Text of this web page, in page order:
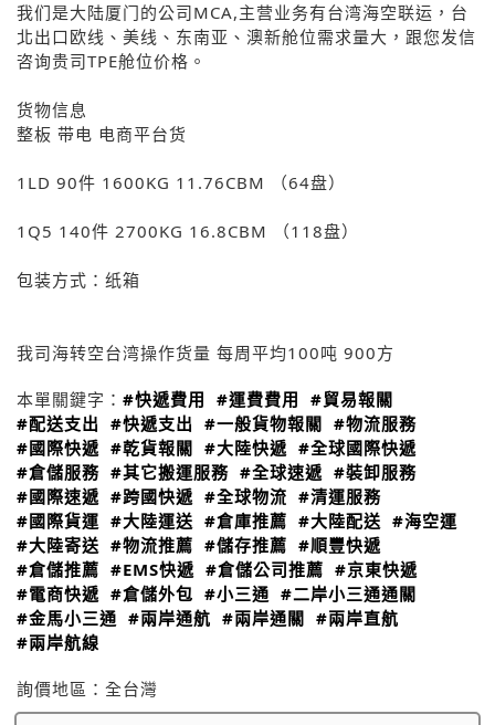
我们是大陆厦门的公司MCA,主营业务有台湾海空联运，台
北出口欧线、美线、东南亚、澳新舱位需求量大，跟您发信
咨询贵司TPE舱位价格。
货物信息
整板 带电 电商平台货
1LD 90件 1600KG 11.76CBM （64盘）
1Q5 140件 2700KG 16.8CBM （118盘）
包装方式：纸箱
我司海转空台湾操作货量 每周平均100吨 900方
本單關鍵字： #快遞費用 #運費費用 #貿易報關
#配送支出 #快遞支出 #一般貨物報關 #物流服務
#國際快遞 #乾貨報關 #大陸快遞 #全球國際快遞
#倉儲服務 #其它搬運服務 #全球速遞 #裝卸服務
#國際速遞 #跨國快遞 #全球物流 #清運服務
#國際貨運 #大陸運送 #倉庫推薦 #大陸配送 #海空運
#大陸寄送 #物流推薦 #儲存推薦 #順豐快遞
#倉儲推薦 #EMS快遞 #倉儲公司推薦 #京東快遞
#電商快遞 #倉儲外包 #小三通 #二岸小三通通關
#金馬小三通 #兩岸通航 #兩岸通關 #兩岸直航
#兩岸航線
詢價地區： 全台灣